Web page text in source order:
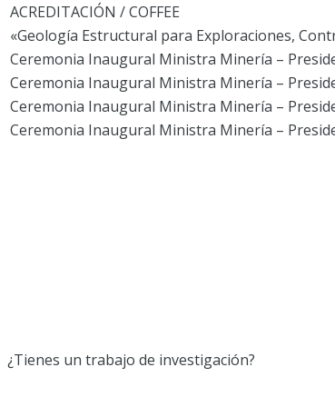
ACREDITACIÓN / COFFEE
«Geología Estructural para Exploraciones,
Ceremonia Inaugural Ministra Minería –
Ceremonia Inaugural Ministra Minería –
Ceremonia Inaugural Ministra Minería –
Ceremonia Inaugural Ministra Minería –
¿Tienes un trabajo de investigación?